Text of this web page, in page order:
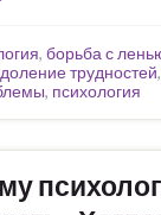
, борьба с
трудностей,
, психология